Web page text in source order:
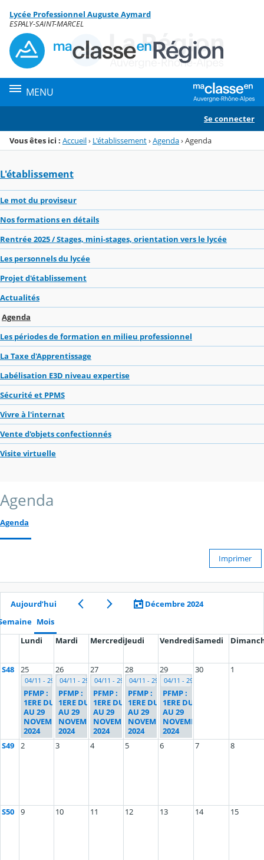
Menu de la rubrique
Contenu
Lycée Professionnel Auguste Aymard
ESPALY-SAINT-MARCEL
MENU
Se connecter
Vous êtes ici : Accueil› L'établissement›Agenda›Agenda
L'établissement
Le mot du proviseur
Nos formations en détails
Rentrée 2025 / Stages, mini-stages, orientation vers le lycée
Les personnels du lycée
Projet d'établissement
Actualités
Agenda
Les périodes de formation en milieu professionnel
La Taxe d'Apprentissage
Labélisation E3D niveau expertise
Sécurité et PPMS
Vivre à l'internat
Vente d'objets confectionnés
Visite virtuelle
Agenda
Agenda
Imprimer
Aujourd’hui
Décembre 2024
Mois
Lundi
Mardi MercrediJeudi VendrediSamedi
S48 25
04/11 - 29/11
PFMP :
1ERE DU 04
AU 29
NOVEMBRE
2024
26
04/11 - 29/11
PFMP :
1ERE DU 04
AU 29
NOVEMBRE
2024
27
04/11 - 29/11
PFMP :
1ERE DU 04
AU 29
NOVEMBRE
2024
28
04/11 - 29/11
PFMP :
1ERE DU 04
AU 29
NOVEMBRE
2024
29
04/11 - 29/11
PFMP :
1ERE DU 04
AU 29
NOVEMBRE
2024
30 1
S49 2 3 4 5 6 7 8
S50 9 10 11 12 13 14 15